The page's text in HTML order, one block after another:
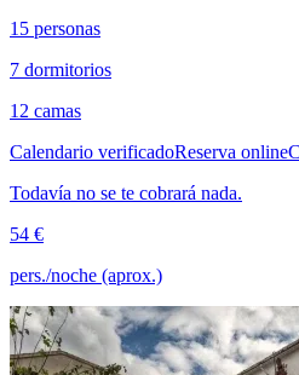
15 personas
7 dormitorios
12 camas
Calendario verificadoReserva online
Todavía no se te cobrará nada.
54 €
pers./noche (aprox.)